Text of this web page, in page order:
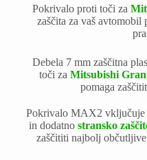
Pokrivalo proti toči za
zaščita za vaš avtomobil
Debela 7 mm zaščitna
toči zaMitsubishi
pomaga
Pokrivalo MAX2
in dodatnostransko
zaščititi najbolj